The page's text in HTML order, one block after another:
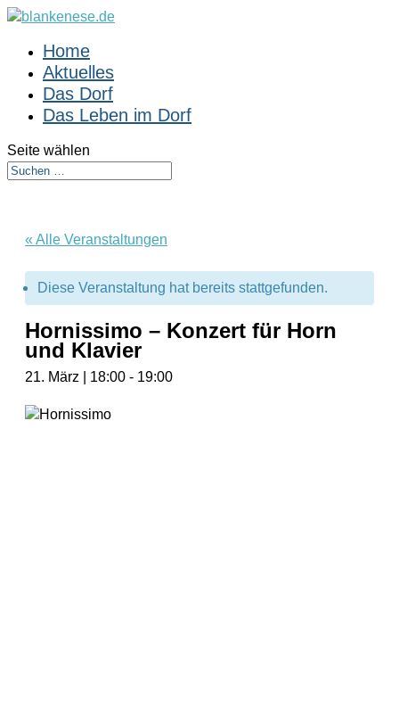
Home
Aktuelles
Das Dorf
Das Leben im Dorf
Seite wählen
« Alle Veranstaltungen
Diese Veranstaltung hat bereits stattgefunden.
Hornissimo – Konzert für Horn
und Klavier
21. März | 18:00 - 19:00